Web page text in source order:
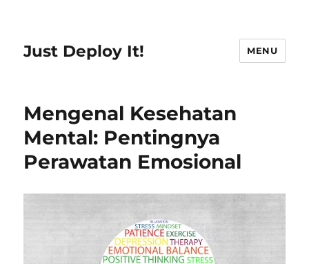
Just Deploy It! MENU
Mengenal Kesehatan
Mental: Pentingnya
Perawatan Emosional